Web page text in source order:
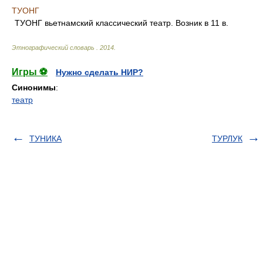
ТУОНГ
ТУОНГ вьетнамский классический театр. Возник в 11 в.
Этнографический словарь 2014
Игры ⚽
Нужно сделать НИР?
Синонимы:
театр
ТУНИКА ТУРЛУК